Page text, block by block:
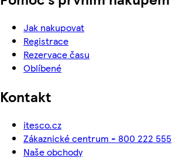
Jak nakupovat
Registrace
Rezervace času
Oblíbené
Kontakt
itesco.cz
Zákaznické centrum - 800 222 555
Naše obchody